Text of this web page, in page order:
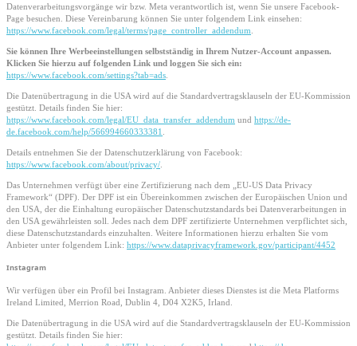
Datenverarbeitungsvorgänge wir bzw. Meta verantwortlich ist, wenn Sie unsere Facebook-
Page besuchen. Diese Vereinbarung können Sie unter folgendem Link einsehen:
https://www.facebook.com/legal/terms/page_controller_addendum
Sie können Ihre Werbeeinstellungen selbstständig in Ihrem Nutzer-Account anpassen.
Klicken Sie hierzu auf folgenden Link und loggen Sie sich ein:
https://www.facebook.com/settings?tab=ads
Die Datenübertragung in die USA wird auf die Standardvertragsklauseln der EU-Kommission
gestützt. Details finden Sie hier:
https://www.facebook.com/legal/EU_data_transfer_addendum und https://de-
de.facebook.com/help/566994660333381
Details entnehmen Sie der Datenschutzerklärung von Facebook:
https://www.facebook.com/about/privacy/
Das Unternehmen verfügt über eine Zertifizierung nach dem „EU-US Data Privacy
Framework“ (DPF). Der DPF ist ein Übereinkommen zwischen der Europäischen Union und
den USA, der die Einhaltung europäischer Datenschutzstandards bei Datenverarbeitungen in
den USA gewährleisten soll. Jedes nach dem DPF zertifizierte Unternehmen verpflichtet sich,
diese Datenschutzstandards einzuhalten. Weitere Informationen hierzu erhalten Sie vom
Anbieter unter folgendem Link: https://www.dataprivacyframework.gov/participant/4452
Instagram
Wir verfügen über ein Profil bei Instagram. Anbieter dieses Dienstes ist die Meta Platforms
Ireland Limited, Merrion Road, Dublin 4, D04 X2K5, Irland.
Die Datenübertragung in die USA wird auf die Standardvertragsklauseln der EU-Kommission
gestützt. Details finden Sie hier: